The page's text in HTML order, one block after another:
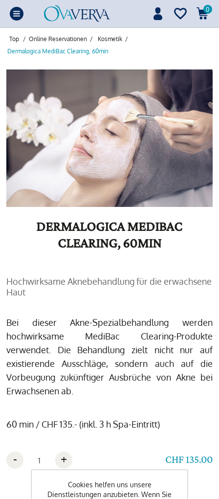
0
Top / Online Reservationen / Kosmetik /
Dermalogica MediBac Clearing, 60min
DERMALOGICA MEDIBAC
CLEARING, 60MIN
Hochwirksame Aknebehandlung für die erwachsene
Haut
Bei dieser Akne-Spezialbehandlung werden
hochwirksame MediBac Clearing-Produkte
verwendet. Die Behandlung zielt nicht nur auf
existierende Ausschläge, sondern auch auf die
Vorbeugung zukünftiger Ausbrüche von Akne bei
Erwachsenen ab.
60 min / CHF 135.- (inkl. 3 h Spa-Eintritt)
CHF 135.00
- +
Wunschdatum
Cookies helfen uns unsere
Dienstleistungen anzubieten. Wenn Sie